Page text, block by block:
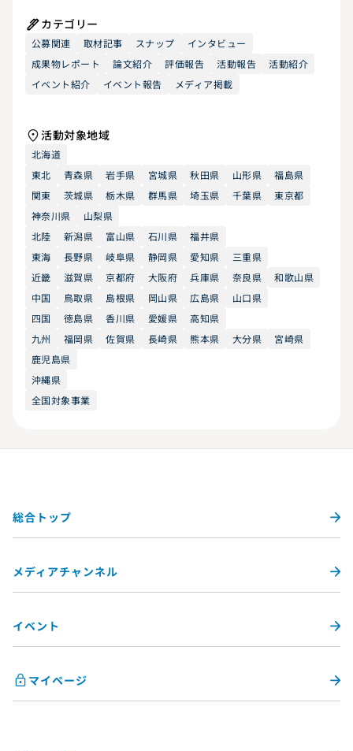
カテゴリー
公募関連 取材記事 スナップ
インタビュー
成果物レポート
論文紹介 評価報告 活動報告
活動紹介
イベント紹介
イベント報告 メディア掲載
活動対象地域
北海道
東北
青森県 岩手県 宮城県 秋田県 山形県
福島県
関東
茨城県 栃木県 群馬県 埼玉県 千葉県
東京都
神奈川県
山梨県
北陸
新潟県 富山県 石川県
福井県
東海
長野県 岐阜県 静岡県 愛知県
三重県
近畿
滋賀県 京都府 大阪府 兵庫県 奈良県
和歌山県
中国
鳥取県 島根県 岡山県 広島県
山口県
四国
徳島県 香川県 愛媛県
高知県
九州
福岡県 佐賀県 長崎県 熊本県 大分県
宮崎県
鹿児島県
沖縄県
全国対象事業
総合トップ
メディアチャンネル
イベント
マイページ